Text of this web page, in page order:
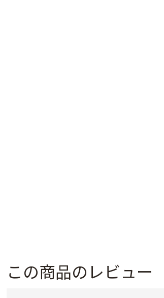
この商品のレビュー